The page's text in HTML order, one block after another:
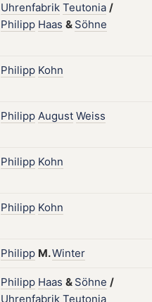
Uhrenfabrik Teutonia /
Philipp Haas & Söhne
Philipp Kohn
Philipp August Weiss
Philipp Kohn
Philipp Kohn
Philipp M.Winter
Philipp Haas & Söhne /
Uhrenfabrik Teutonia